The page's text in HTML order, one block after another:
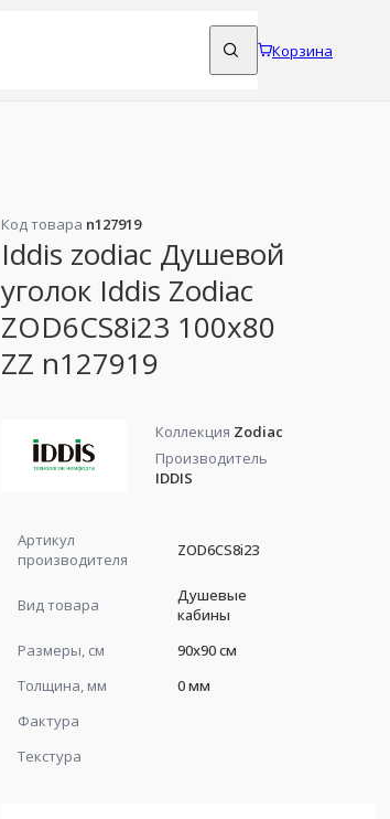
Корзина
Код товара n127919
Iddis zodiac Душевой
уголок Iddis Zodiac
ZOD6CS8i23 100х80
ZZ n127919
Коллекция Zodiac
Производитель
IDDIS
Артикул
производителя
ZOD6CS8i23
Вид товара
Душевые
кабины
Размеры, см
90x90 см
Толщина, мм
0 мм
Фактура
Текстура